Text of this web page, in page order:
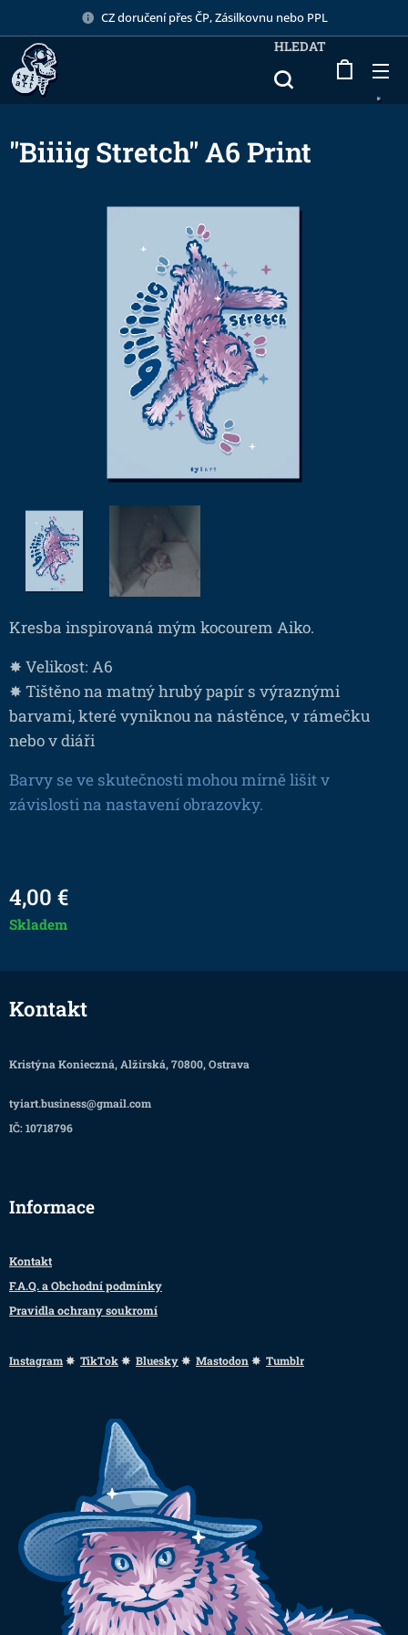
CZ doručení přes ČP, Zásilkovnu nebo PPL
HLEDAT
"Biiiig Stretch" A6 Print
Kresba inspirovaná mým kocourem Aiko.
✸ Velikost: A6
✸ Tištěno na matný hrubý papír s výraznými
barvami, které vyniknou na nástěnce, v rámečku
nebo v diáři
Barvy se ve skutečnosti mohou mírně lišit v
závislosti na nastavení obrazovky.
4,00 €
Skladem
Kontakt
Kristýna Konieczná, Alžírská, 70800, Ostrava
tyiart.business@gmail.com
IČ: 10718796
Informace
Kontakt
F.A.Q. a Obchodní podmínky
Pravidla ochrany soukromí
Instagram✸ TikTok✸ Bluesky✸ Mastodon ✸ Tumblr